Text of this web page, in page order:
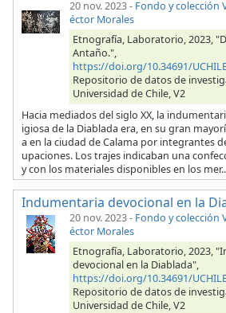
20 nov. 2023- Fondo y colección
éctor Morales
Etnografía, Laboratorio, 2023,
Antaño.",
https://doi.org/10.34691/
Repositorio de datos de
Universidad de Chile, V2
Hacia mediados del siglo XX, la
igiosa de la Diablada era, en su gran
a en la ciudad de Calama por integrantes
upaciones. Los trajes indicaban una
y con los materiales disponibles en los
Indumentaria devocional en la
20 nov. 2023- Fondo y colección
éctor Morales
Etnografía, Laboratorio, 2023,
devocional en la Diablada",
https://doi.org/10.34691/
Repositorio de datos de
Universidad de Chile, V2